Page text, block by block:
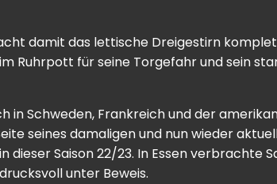
damit das lettische Dreigestirn
Ruhrpott für seine Torgefahr und sein
in Schweden, Frankreich und der
seines damaligen und nun wieder
Saison 22/23. In Essen verbrachte
unter Beweis.